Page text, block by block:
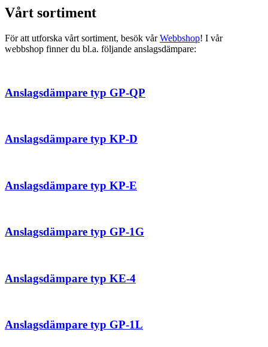
Vårt sortiment
För att utforska vårt sortiment, besök vårWebbshop! I vår
webbshop finner du bl.a. följande anslagsdämpare:
Anslagsdämpare typ GP-QP
Anslagsdämpare typ KP-D
Anslagsdämpare typ KP-E
Anslagsdämpare typ GP-1G
Anslagsdämpare typ KE-4
Anslagsdämpare typ GP-1L